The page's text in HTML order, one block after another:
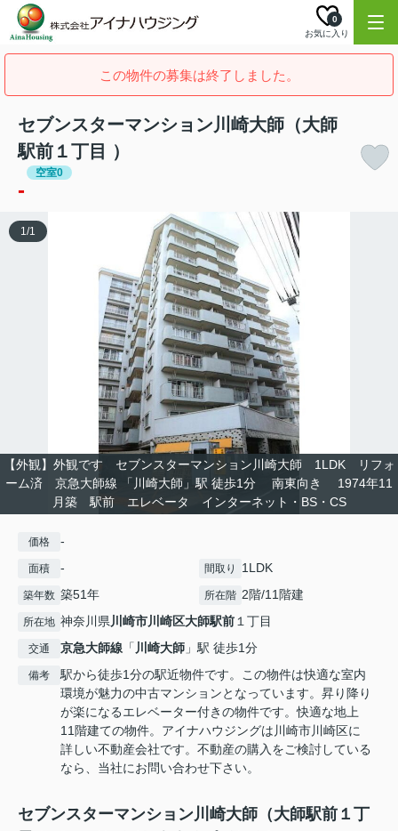
お気に入り
0
この物件の募集は終了しました。
セブンスターマンション川崎大師（大師
駅前１丁目 ）
空室0
-
【外観】外観です セブンスターマンション川崎大師 1LDK リフォ
ーム済 京急大師線 「川崎大師」駅 徒歩1分 南東向き 1974年11
月築 駅前 エレベータ インターネット・BS・CS
1/1
価格 -
面積 - 間取り 1LDK
築年数 築51年 所在階 2階/11階建
所在地 神奈川県川崎市川崎区大師駅前１丁目
交通 京急大師線 「 川崎大師 」駅 徒歩1分
備考
駅から徒歩1分の駅近物件です。この物件は快適な室内
環境が魅力の中古マンションとなっています。昇り降り
が楽になるエレベーター付きの物件です。快適な地上
11階建ての物件。アイナハウジングは川崎市川崎区に
詳しい不動産会社です。不動産の購入をご検討している
なら、当社にお問い合わせ下さい。
セブンスターマンション川崎大師（大師駅前１丁